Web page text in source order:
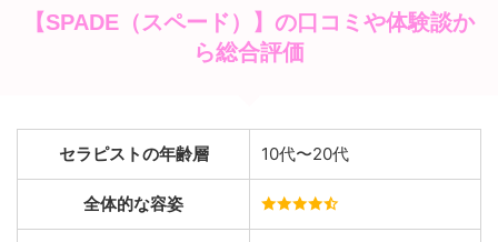
【SPADE（スペード）】の口コミや体験談か
ら総合評価
セラピストの年齢層 10代〜20代
全体的な容姿